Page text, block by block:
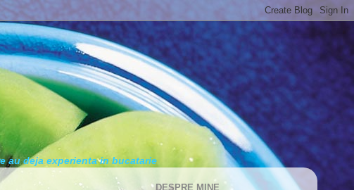
au deja experienta in bucatarie
DESPRE MINE